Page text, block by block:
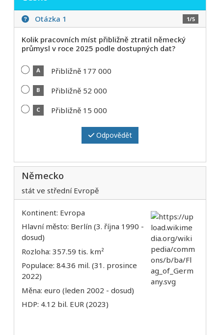
Otázka 1 1/5
Kolik pracovních míst přibližně ztratil německý
průmysl v roce 2025 podle dostupných dat?
A Přibližně 177 000
B Přibližně 52 000
C Přibližně 15 000
Odpovědět
Německo
stát ve střední Evropě
Kontinent: Evropa
Hlavní město: Berlín (3. října 1990 -
dosud)
Rozloha: 357.59 tis. km²
Populace: 84.36 mil. (31. prosince
2022)
Měna: euro (leden 2002 - dosud)
HDP: 4.12 bil. EUR (2023)